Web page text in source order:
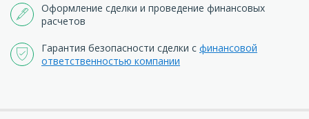
Оформление сделки и проведение финансовых
расчетов
Гарантия безопасности сделки с финансовой
ответственностью компании